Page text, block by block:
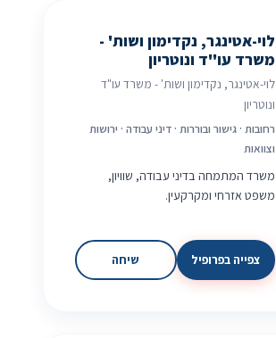
לוי-אטינגר, נקדימון ושות' -
משרד עו"ד ונוטריון
לוי-אטינגר, נקדימון ושות' - משרד עו"ד
ונוטריון
רחובות · גישור ובוררות · דיני עבודה · ירושות
וצוואות
משרד המתמחה בדיני עבודה, שוויון,
משפט אזרחי ומקרקעין.
צפייה בפרופיל שיחה